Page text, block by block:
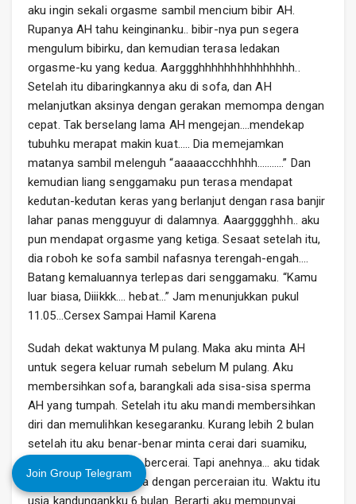
aku ingin sekali orgasme sambil mencium bibir AH.
Rupanya AH tahu keinginanku.. bibir-nya pun segera
mengulum bibirku, dan kemudian terasa ledakan
orgasme-ku yang kedua. Aarggghhhhhhhhhhhhhhh..
Setelah itu dibaringkannya aku di sofa, dan AH
melanjutkan aksinya dengan gerakan memompa dengan
cepat. Tak berselang lama AH mengejan….mendekap
tubuhku merapat makin kuat….. Dia memejamkan
matanya sambil melenguh “aaaaaccchhhhh………..” Dan
kemudian liang senggamaku pun terasa mendapat
kedutan-kedutan keras yang berlanjut dengan rasa banjir
lahar panas mengguyur di dalamnya. Aaargggghhh.. aku
pun mendapat orgasme yang ketiga. Sesaat setelah itu,
dia roboh ke sofa sambil nafasnya terengah-engah….
Batang kemaluannya terlepas dari senggamaku. “Kamu
luar biasa, Diiikkk…. hebat…” Jam menunjukkan pukul
11.05…Cersex Sampai Hamil Karena
Sudah dekat waktunya M pulang. Maka aku minta AH
untuk segera keluar rumah sebelum M pulang. Aku
membersihkan sofa, barangkali ada sisa-sisa sperma
AH yang tumpah. Setelah itu aku mandi membersihkan
diri dan memulihkan kesegaranku. Kurang lebih 2 bulan
setelah itu aku benar-benar minta cerai dari suamiku,
dan akhirnya kamipun bercerai. Tapi anehnya… aku tidak
merasa terlalu berduka dengan perceraian itu. Waktu itu
usia kandungankku 6 bulan. Berarti aku mempunyai
Join Group Telegram